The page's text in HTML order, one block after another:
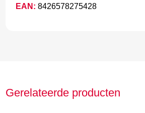
EAN: 8426578275428
Gerelateerde producten